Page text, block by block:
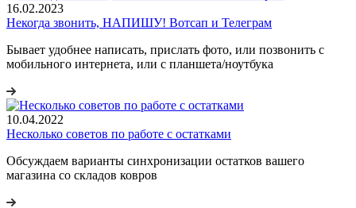
16.02.2023
Некогда звонить, НАПИШУ! Вотсап и Телеграм
Бывает удобнее написать, прислать фото, или позвонить с
мобильного интернета, или с планшета/ноутбука
10.04.2022
Несколько советов по работе с остатками
Обсуждаем варианты синхронизации остатков вашего
магазина со складов ковров